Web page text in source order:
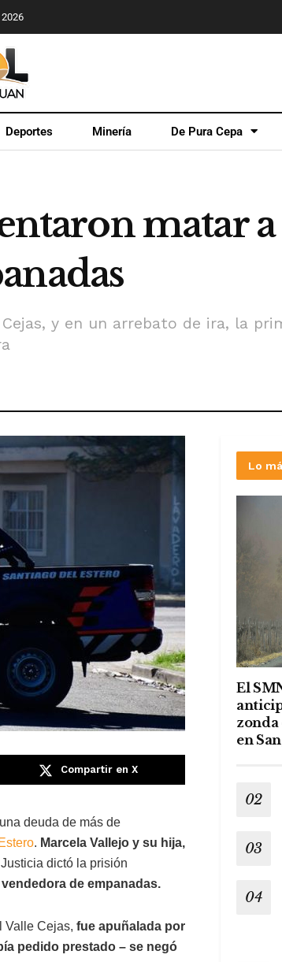
Deportes Minería De Pura Cepa
matar a
y en un arrebato de ira, la
Compartir en X
deuda de más de
. Marcela Vallejo y su hija,
dictó la prisión
de empanadas.
Valle Cejas, fue apuñalada por
pedido prestado – se negó
Lo
El
zonda
en